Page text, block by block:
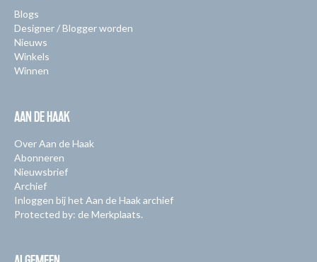
Blogs
Designer / Blogger worden
Nieuws
Winkels
Winnen
AAN DE HAAK
Over Aan de Haak
Abonneren
Nieuwsbrief
Archief
Inloggen bij het Aan de Haak archief
Protected by: de Merkplaats.